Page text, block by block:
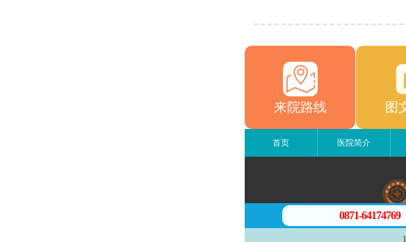
来院路线 图
首页 医院简介
0871-64174769